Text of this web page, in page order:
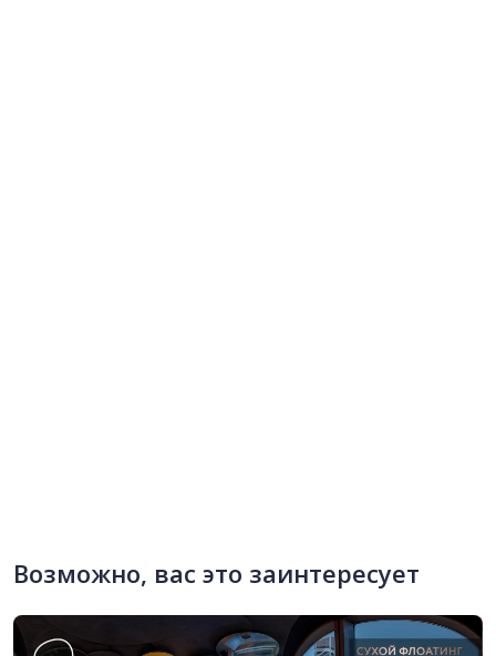
Возможно, вас это заинтересует